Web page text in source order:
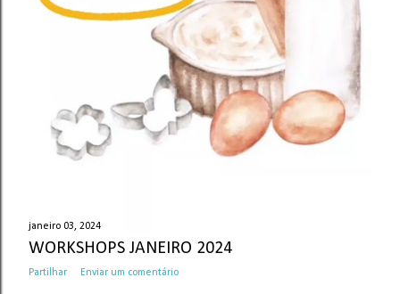
janeiro 03, 2024
WORKSHOPS JANEIRO 2024
Partilhar Enviar um comentário